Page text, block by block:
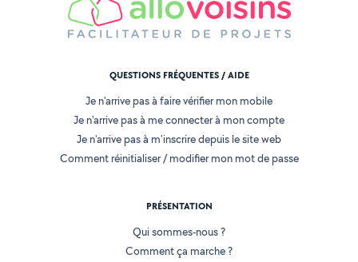
QUESTIONS FRÉQUENTES / AIDE
Je n'arrive pas à faire vérifier mon mobile
Je n'arrive pas à me connecter à mon compte
Je n'arrive pas à m'inscrire depuis le site web
Comment réinitialiser / modifier mon mot de passe
PRÉSENTATION
Qui sommes-nous ?
Comment ça marche ?